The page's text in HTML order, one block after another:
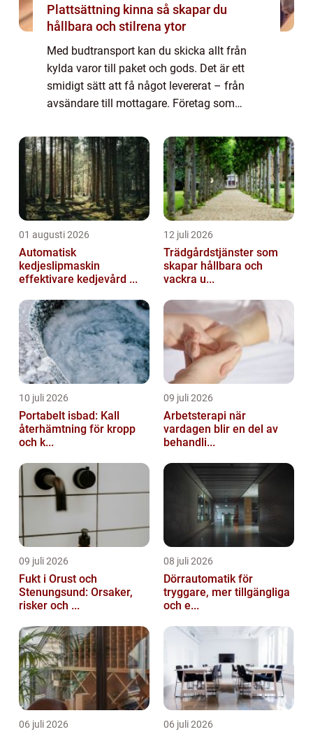
Plattsättning kinna så skapar du
hållbara och stilrena ytor
Med budtransport kan du skicka allt från
kylda varor till paket och gods. Det är ett
smidigt sätt att få något levererat – från
avsändare till mottagare. Företag som
01 augusti 2026
Automatisk
kedjeslipmaskin
effektivare kedjevård ...
12 juli 2026
Trädgårdstjänster som
skapar hållbara och
vackra u...
10 juli 2026
Portabelt isbad: Kall
återhämtning för kropp
och k...
09 juli 2026
Arbetsterapi när
vardagen blir en del av
behandli...
09 juli 2026
Fukt i Orust och
Stenungsund: Orsaker,
risker och ...
08 juli 2026
Dörrautomatik för
tryggare, mer tillgängliga
och e...
06 juli 2026 06 juli 2026